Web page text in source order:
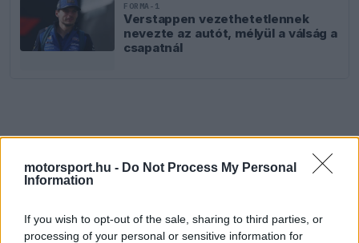
motorsport.hu - Do Not Process My Personal
Information
If you wish to opt-out of the sale, sharing to third parties, or
processing of your personal or sensitive information for
FORMA-1
Verstappen vezethetetlennek
nevezte az autót, mélyül a válság a
csapatnál